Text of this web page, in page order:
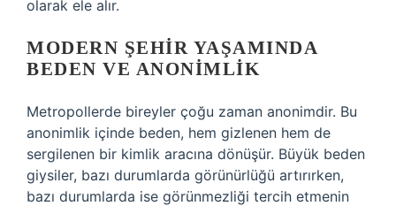
olarak ele alır.
MODERN ŞEHIR YAŞAMINDA
BEDEN VE ANONIMLIK
Metropollerde bireyler çoğu zaman anonimdir. Bu
anonimlik içinde beden, hem gizlenen hem de
sergilenen bir kimlik aracına dönüşür. Büyük beden
giysiler, bazı durumlarda görünürlüğü artırırken,
bazı durumlarda ise görünmezliği tercih etmenin